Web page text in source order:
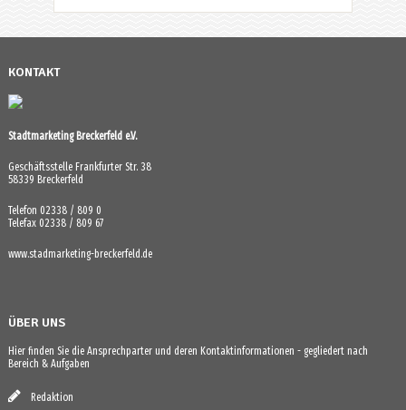
KONTAKT
Stadtmarketing Breckerfeld e.V.
Geschäftsstelle Frankfurter Str. 38
58339 Breckerfeld
Telefon 02338 / 809 0
Telefax 02338 / 809 67
www.stadmarketing-breckerfeld.de
ÜBER UNS
Hier finden Sie die Ansprechparter und deren Kontaktinformationen - gegliedert nach
Bereich & Aufgaben
Redaktion